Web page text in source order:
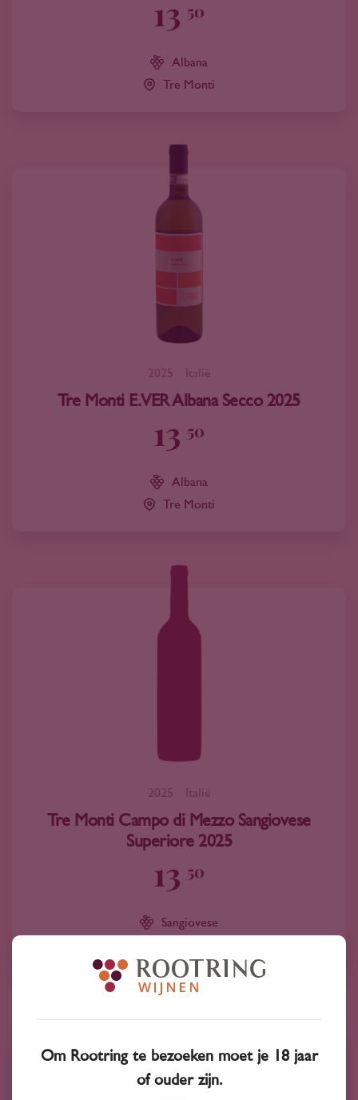
13 50
Albana
Tre Monti
2025 Italië
Tre Monti E.VER Albana Secco 2025
13 50
Albana
Tre Monti
2025 Italië
Tre Monti Campo di Mezzo Sangiovese
Superiore 2025
13 50
Sangiovese
Om Rootring te bezoeken moet je 18 jaar
of ouder zijn.